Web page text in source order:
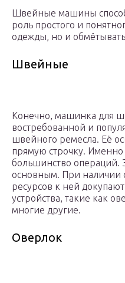
Швейные машины
роль простого и
одежды, но и
Швейные
Конечно, машинка для
востребованной и
швейного ремесла. Её
прямую строчку.
большинство операций.
основным. При наличии
ресурсов к ней
устройства, такие как
многие другие.
Оверлок